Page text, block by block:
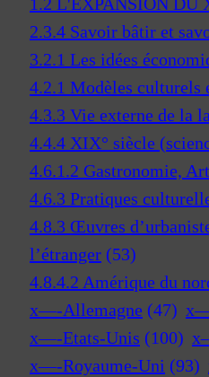
2.3.4 Savoir bâtir et
3.2.1 Les idées
4.2.1 Modèles culturels
4.3.3 Vie externe de la
4.4.4 XIX° siècle
4.6.1.2 Gastronomie,
4.6.3 Pratiques
4.8.3 Œuvres
l’étranger (53)
4.8.4.2 Amérique du
x—-Allemagne (47)
x—-Etats-Unis (100)
x—-Royaume-Uni (93)